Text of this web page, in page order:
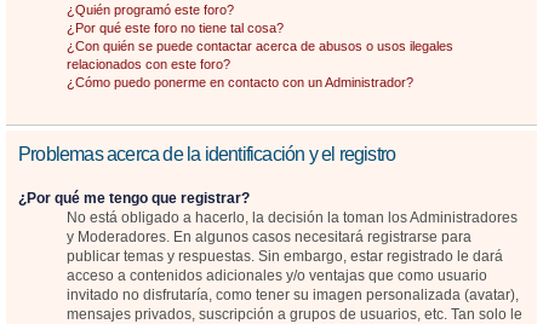
¿Quién programó este foro?
¿Por qué este foro no tiene tal cosa?
¿Con quién se puede contactar acerca de abusos o usos ilegales
relacionados con este foro?
¿Cómo puedo ponerme en contacto con un Administrador?
Problemas acerca de la identificación y el registro
¿Por qué me tengo que registrar?
No está obligado a hacerlo, la decisión la toman los Administradores
y Moderadores. En algunos casos necesitará registrarse para
publicar temas y respuestas. Sin embargo, estar registrado le dará
acceso a contenidos adicionales y/o ventajas que como usuario
invitado no disfrutaría, como tener su imagen personalizada (avatar),
mensajes privados, suscripción a grupos de usuarios, etc. Tan solo le